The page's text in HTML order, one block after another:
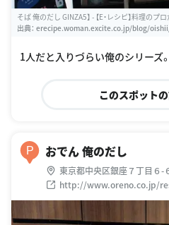
そば 俺のだし GINZA5】 - 【E・レシピ】料理のプ
出典： erecipe.woman.excite.co.jp/blog/
1人だと入りづらい俺のシリーズ。
このスポット
P おでん 俺のだし
東京都中央区銀座７丁目６-
http://www.oreno.co.jp/